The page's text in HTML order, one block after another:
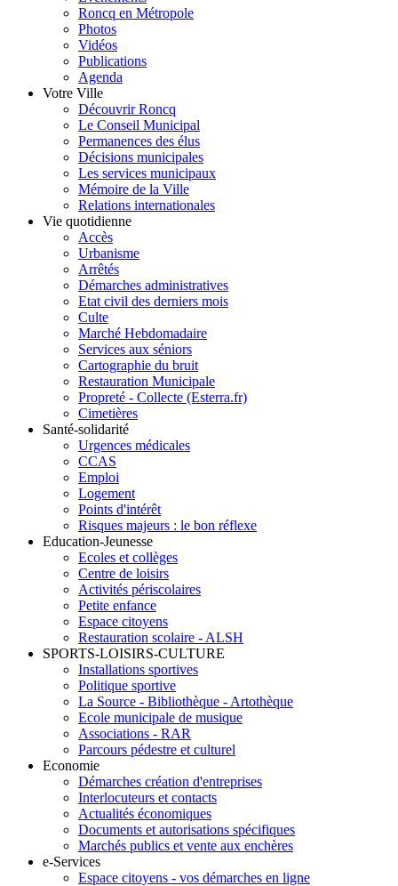
Roncq en Métropole
Photos
Vidéos
Publications
Agenda
Votre Ville
Découvrir Roncq
Le Conseil Municipal
Permanences des élus
Décisions municipales
Les services municipaux
Mémoire de la Ville
Relations internationales
Vie quotidienne
Accès
Urbanisme
Arrêtés
Démarches administratives
Etat civil des derniers mois
Culte
Marché Hebdomadaire
Services aux séniors
Cartographie du bruit
Restauration Municipale
Propreté - Collecte (Esterra.fr)
Cimetières
Santé-solidarité
Urgences médicales
CCAS
Emploi
Logement
Points d'intérêt
Risques majeurs : le bon réflexe
Education-Jeunesse
Ecoles et collèges
Centre de loisirs
Activités périscolaires
Petite enfance
Espace citoyens
Restauration scolaire - ALSH
SPORTS-LOISIRS-CULTURE
Installations sportives
Politique sportive
La Source - Bibliothèque - Artothèque
Ecole municipale de musique
Associations - RAR
Parcours pédestre et culturel
Economie
Démarches création d'entreprises
Interlocuteurs et contacts
Actualités économiques
Documents et autorisations spécifiques
Marchés publics et vente aux enchères
e-Services
Espace citoyens - vos démarches en ligne